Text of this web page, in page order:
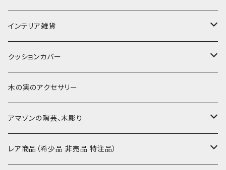
-70-
小型マット（正方形）
小型マット（長方形）
細長布 ロング テーブルランナー
帆布の泥染め
ポシェット・ショルダー
ポーチ・丸ポーチ・クラッチバッグ
パッチワーク
その他
ブックカバー
大判刺繍腰巻
大判泥染め刺繍
小型・中型刺繍雑貨
インテリア雑貨
額装・木枠・パネル
テーブルコーディネート
コースター
カフェマット
クッションカバー
小さめ 35cmより
40〜43cm
45cmx45cm
木の実のアクセサリー
アマゾンの陶芸、木彫り
素焼きの器、動物たち
レア商品（希少品 非売品 特注品）